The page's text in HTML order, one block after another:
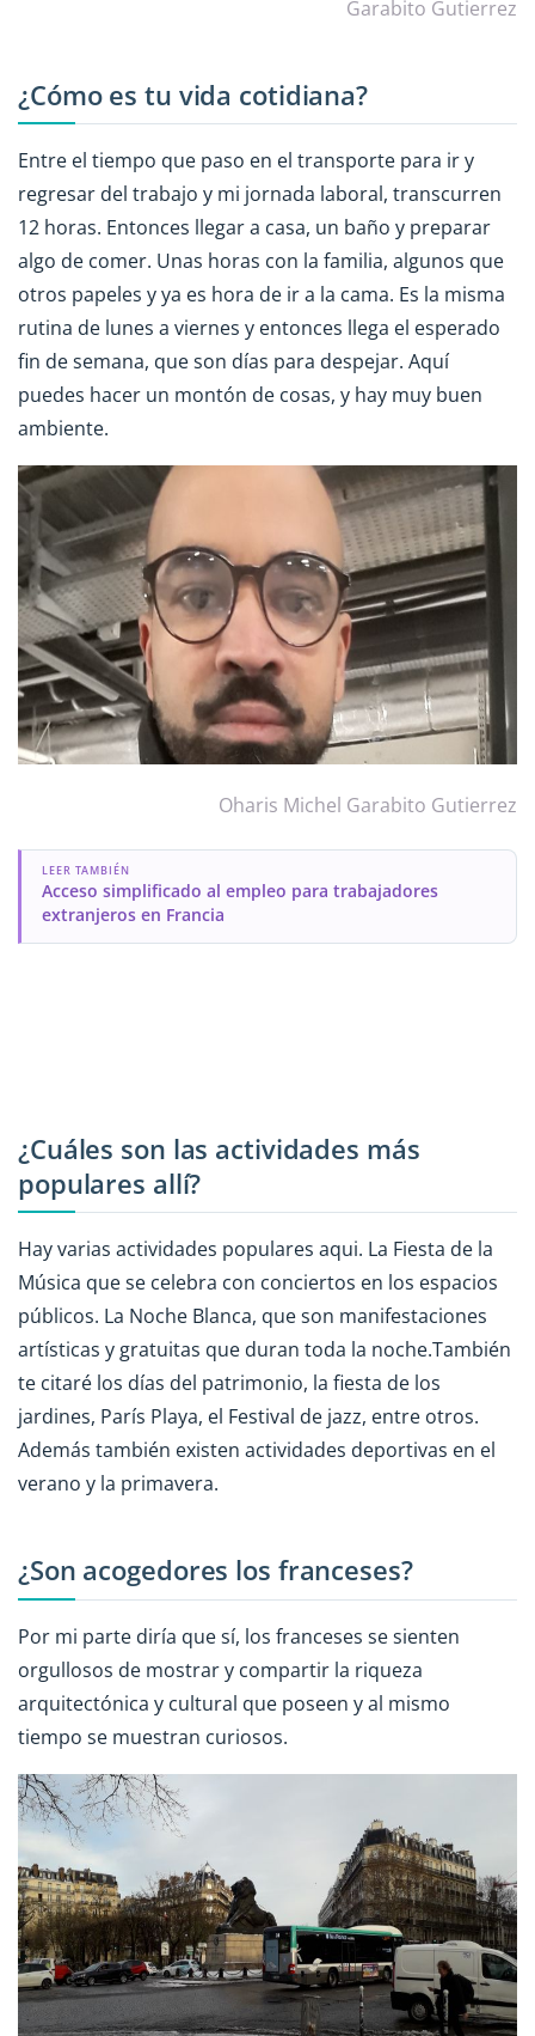
Garabito Gutierrez
¿Cómo es tu vida cotidiana?
Entre el tiempo que paso en el transporte para ir y
regresar del trabajo y mi jornada laboral, transcurren
12 horas. Entonces llegar a casa, un baño y preparar
algo de comer. Unas horas con la familia, algunos que
otros papeles y ya es hora de ir a la cama. Es la misma
rutina de lunes a viernes y entonces llega el esperado
fin de semana, que son días para despejar. Aquí
puedes hacer un montón de cosas, y hay muy buen
ambiente.
Oharis Michel Garabito Gutierrez
LEER TAMBIÉN
Acceso simplificado al empleo para trabajadores
extranjeros en Francia
¿Cuáles son las actividades más
populares allí?
Hay varias actividades populares aqui. La Fiesta de la
Música que se celebra con conciertos en los espacios
públicos. La Noche Blanca, que son manifestaciones
artísticas y gratuitas que duran toda la noche.También
te citaré los días del patrimonio, la fiesta de los
jardines, París Playa, el Festival de jazz, entre otros.
Además también existen actividades deportivas en el
verano y la primavera.
¿Son acogedores los franceses?
Por mi parte diría que sí, los franceses se sienten
orgullosos de mostrar y compartir la riqueza
arquitectónica y cultural que poseen y al mismo
tiempo se muestran curiosos.